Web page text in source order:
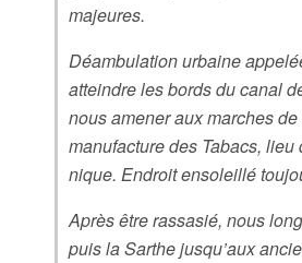
majeures.
Déambulation urbaine
atteindre les bords du canal
nous amener aux marches de
manufacture des Tabacs, lieu
nique. Endroit ensoleillé
Après être rassasié, nous
puis la Sarthe jusqu’aux